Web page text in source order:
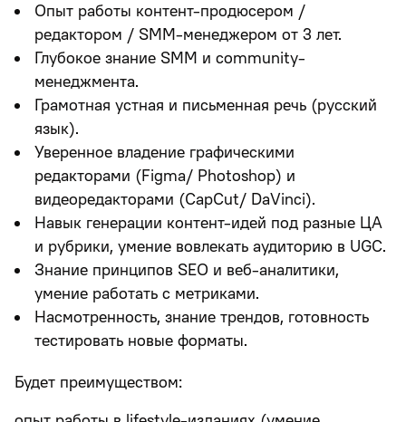
Опыт работы контент-продюсером /
редактором / SMM-менеджером от 3 лет.
Глубокое знание SMM и community-
менеджмента.
Грамотная устная и письменная речь (русский
язык).
Уверенное владение графическими
редакторами (Figma/ Photoshop) и
видеоредакторами (CapCut/ DaVinci).
Навык генерации контент-идей под разные ЦА
и рубрики, умение вовлекать аудиторию в UGC.
Знание принципов SEO и веб-аналитики,
умение работать с метриками.
Насмотренность, знание трендов, готовность
тестировать новые форматы.
Будет преимуществом: